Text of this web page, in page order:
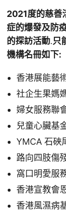
2021度的慈善
症的爆發及防
的探訪活動.只
機構名冊如下:
香港展能藝
社企生果媽
婦女服務聯
兒童心臟基
YMCA 石硤
路向四肢傷
窩口明愛服
香港宣教會
香港風濕病